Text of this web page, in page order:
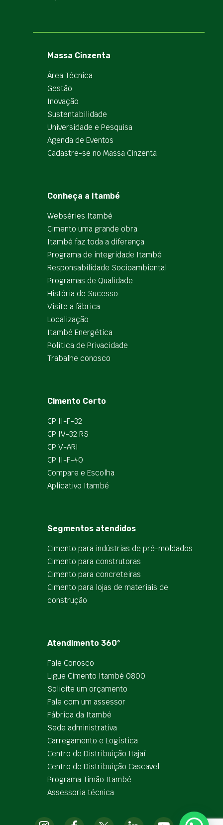
Massa Cinzenta
Área Técnica
Gestão
Inovação
Sustentabilidade
Universidade e Pesquisa
Agenda de Eventos
Cadastre-se no Massa Cinzenta
Conheça a Itambé
Webséries Itambé
Cimento uma grande obra
Itambé faz toda a diferença
Programa de integridade Itambé
Responsabilidade Socioambiental
Programas de Qualidade
História de Sucesso
Visite a fábrica
Localização
Itambé Energética
Política de Privacidade
Trabalhe conosco
Cimento Certo
CP II-F-32
CP IV-32 RS
CP V-ARI
CP II-F-40
Compare e Escolha
Aplicativo Itambé
Segmentos atendidos
Cimento para indústrias de pré-moldados
Cimento para construtoras
Cimento para concreteiras
Cimento para lojas de materiais de
construção
Atendimento 360º
Fale Conosco
Ligue Cimento Itambé 0800
Solicite um orçamento
Fale com um assessor
Fábrica da Itambé
Sede administrativa
Carregamento e Logística
Centro de Distribuição Itajaí
Centro de Distribuição Cascavel
Programa Timão Itambé
Assessoria técnica